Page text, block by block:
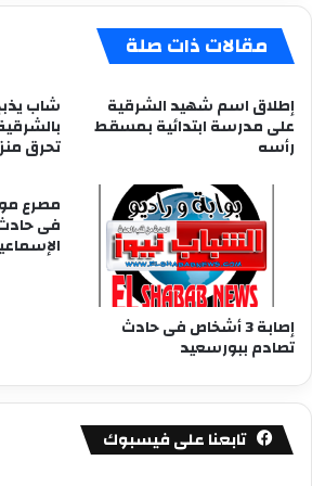
مقالات ذات صلة
إطلاق اسم شهيد الشرقية
على مدرسة ابتدائية بمسقط
رأسه
شاب
تحرق
إصابة 3 أشخاص فى حادث
تصادم ببورسعيد
فى
تابعنا على فيسبوك